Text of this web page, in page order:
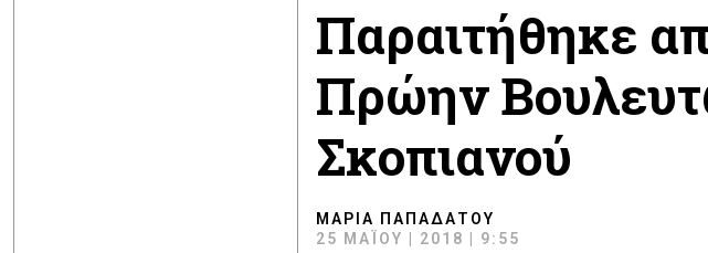
Παραιτήθηκε
Πρώην
Σκοπιανού
ΜΑΡΊΑ ΠΑΠΑΔΆΤΟΥ
25 ΜΑΪ́ΟΥ | 2018 | 9:55